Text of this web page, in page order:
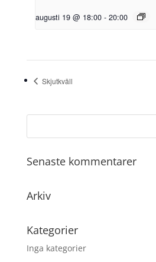
augusti 19 @ 18:00 - 20:00
Skjutkväll
Senaste kommentarer
Arkiv
Kategorier
Inga kategorier